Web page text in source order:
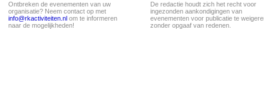
Ontbreken de evenementen van uw
organisatie? Neem contact op met
info@rkactiviteiten.nl om te informeren
naar de mogelijkheden!
De redactie houdt zich het recht voor
ingezonden aankondigingen van
evenementen voor publicatie te
zonder opgaaf van redenen.